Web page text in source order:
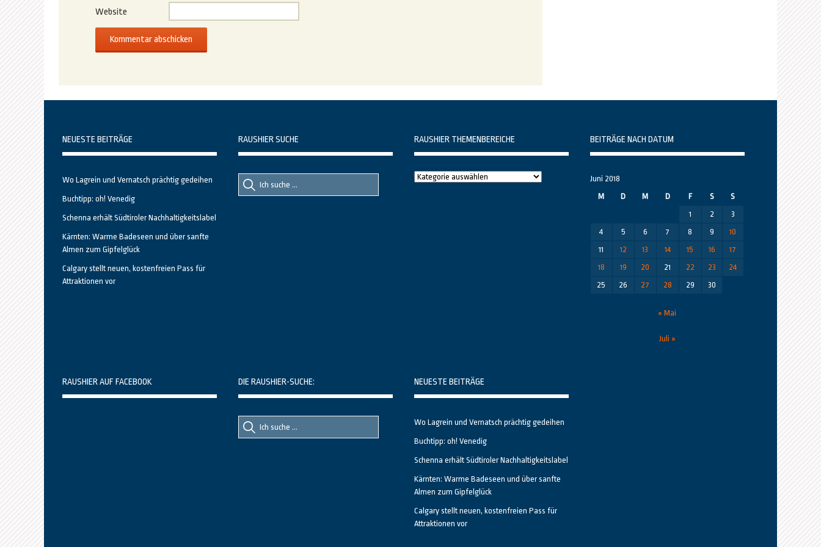
Website
NEUESTE BEITRÄGE
Wo Lagrein und Vernatsch prächtig gedeihen
Buchtipp: oh! Venedig
Schenna erhält Südtiroler Nachhaltigkeitslabel
Kärnten: Warme Badeseen und über sanfte
Almen zum Gipfelglück
Calgary stellt neuen, kostenfreien Pass für
Attraktionen vor
RAUSHIER SUCHE
Suche
nach::
Suche
nach:
RAUSHIER THEMENBEREICHE
Raushier
BEITRÄGE NACH DATUM
Juni 2018
M
D M D F S
S
1
2
3
4
5 6 7 8 9
10
11
12 13 14 15 16
17
18
19 20 21 22 23
24
25
26 27 28 29 30
« Mai
Juli »
RAUSHIER AUF FACEBOOK DIE RAUSHIER-SUCHE:
Suche
nach::
Suche
nach:
NEUESTE BEITRÄGE
Wo Lagrein und Vernatsch prächtig gedeihen
Buchtipp: oh! Venedig
Schenna erhält Südtiroler Nachhaltigkeitslabel
Kärnten: Warme Badeseen und über sanfte
Almen zum Gipfelglück
Calgary stellt neuen, kostenfreien Pass für
Attraktionen vor